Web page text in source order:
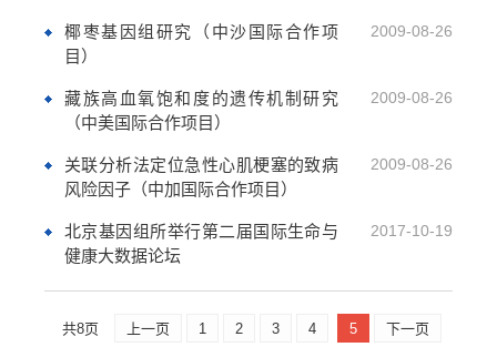
2009-08-26
椰枣基因组研究（中沙国际合作项
目）
2009-08-26
藏族高血氧饱和度的遗传机制研究
（中美国际合作项目）
2009-08-26
关联分析法定位急性心肌梗塞的致病
风险因子（中加国际合作项目）
2017-10-19
北京基因组所举行第二届国际生命与
健康大数据论坛
共8页 上一页 1 2 3 4 5 下一页